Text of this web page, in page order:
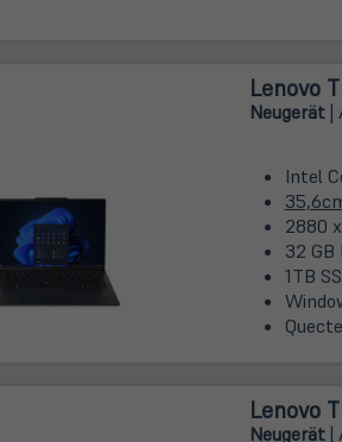
Lenovo
Neugerät|
Intel
2880
32
1TB
Lenovo
Neugerät|